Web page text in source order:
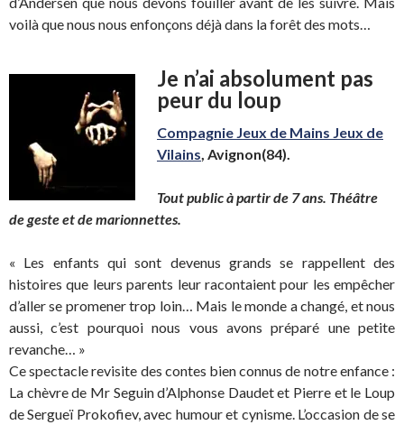
voilà que nous nous enfonçons déjà dans la forêt des mots…
Je n’ai absolument pas
peur du loup
Compagnie Jeux de Mains Jeux de
Vilains , Avignon(84).
Tout public à partir de 7 ans. Théâtre
de geste et de marionnettes.
« Les enfants qui sont devenus grands se rappellent des
histoires que leurs parents leur racontaient pour les empêcher
d’aller se promener trop loin… Mais le monde a changé, et nous
aussi, c’est pourquoi nous vous avons préparé une petite
revanche… »
Ce spectacle revisite des contes bien connus de notre enfance :
La chèvre de Mr Seguin d’Alphonse Daudet et Pierre et le Loup
de Sergueï Prokofiev, avec humour et cynisme. L’occasion de se